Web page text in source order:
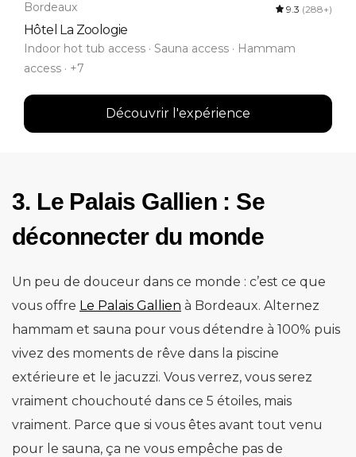
Bordeaux 9.3 (288+)
Hôtel La Zoologie
Indoor hot tub access · Sauna access · Hammam
access · +7
Découvrir l'expérience
3. Le Palais Gallien : Se
déconnecter du monde
Un peu de douceur dans ce monde : c’est ce que
vous offre Le Palais Gallien à Bordeaux. Alternez
hammam et sauna pour vous détendre à 100% puis
vivez des moments de rêve dans la piscine
extérieure et le jacuzzi. Vous verrez, vous serez
vraiment chouchouté dans ce 5 étoiles, mais
vraiment. Parce que si vous êtes avant tout venu
pour le sauna, ça ne vous empêche pas de